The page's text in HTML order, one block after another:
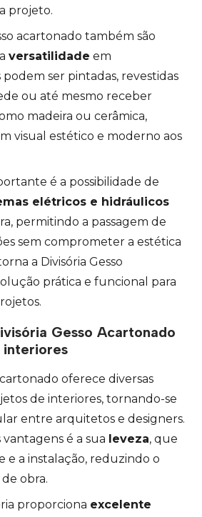
projeto.
acartonado também são
versatilidade em
podem ser pintadas, revestidas
ou até mesmo receber
madeira ou cerâmica,
visual estético e moderno aos
é a possibilidade de
elétricos e hidráulicos
permitindo a passagem de
sem comprometer a estética
a Divisória Gesso
prática e funcional para
Gesso Acartonado
oferece diversas
de interiores, tornando-se
entre arquitetos e designers.
é a sua leveza, que
e a instalação, reduzindo o
obra.
proporciona excelente